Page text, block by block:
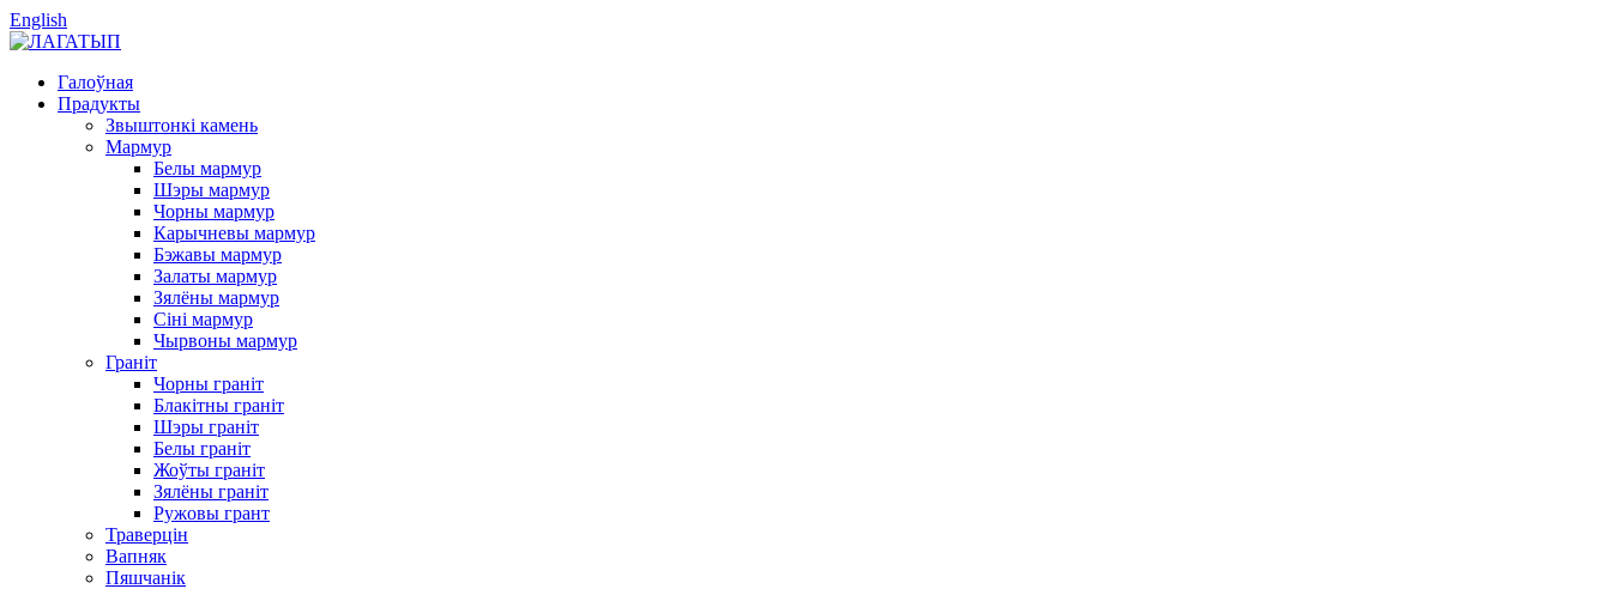
English
Галоўная
Прадукты
Звыштонкі камень
Мармур
Белы мармур
Шэры мармур
Чорны мармур
Карычневы мармур
Бэжавы мармур
Залаты мармур
Зялёны мармур
Сіні мармур
Чырвоны мармур
Граніт
Чорны граніт
Блакітны граніт
Шэры граніт
Белы граніт
Жоўты граніт
Зялёны граніт
Ружовы грант
Траверцін
Вапняк
Пяшчанік